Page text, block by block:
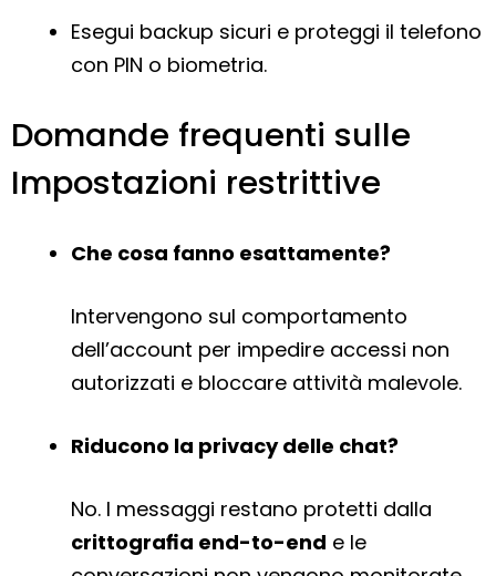
Esegui backup sicuri e proteggi il telefono
con PIN o biometria.
Domande frequenti sulle
Impostazioni restrittive
Che cosa fanno esattamente?
Intervengono sul comportamento
dell’account per impedire accessi non
autorizzati e bloccare attività malevole.
Riducono la privacy delle chat?
No. I messaggi restano protetti dalla
crittografia end-to-end e le